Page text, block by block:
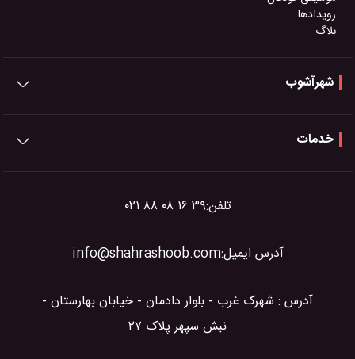
تلفن:۰۲۱ ۸۸ ۰۸ ۱۶ ۳۹
آدرس ایمیل:info@shahrashoob.com
آدرس : شهرک غرب - بلوار دادمان - خیابان بهارستان -
نبش سپهر پلاک ۲۷
رویدادها
بلاگ
شهرآشوب
خدمات